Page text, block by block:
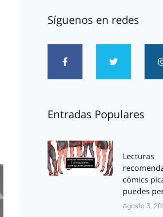
Síguenos en redes
Entradas Populares
Lecturas
cómics
puedes
Agosto 3,